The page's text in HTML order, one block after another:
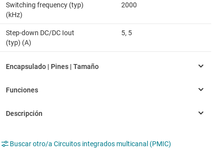
Switching frequency (typ)
(kHz)
2000
Step-down DC/DC Iout
(typ) (A)
5, 5
Buscar otro/a Circuitos integrados multicanal (PMIC)